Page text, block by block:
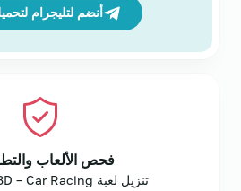
أنضم لتليجرام
فحص الألعاب
تنزيل لعبة Race Drift 3D – Car Racing